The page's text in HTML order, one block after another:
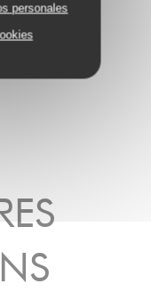
personales